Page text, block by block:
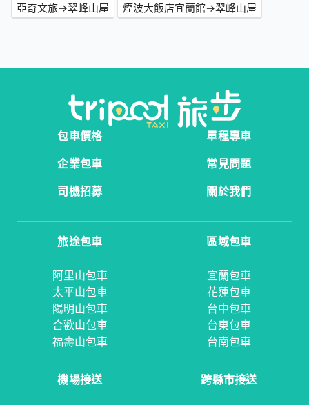
亞奇文旅→翠峰山屋
煙波大飯店宜蘭館→翠峰山屋
包車價格
單程專車
企業包車
常見問題
司機招募
關於我們
旅途包車
阿里山包車
太平山包車
陽明山包車
合歡山包車
福壽山包車
區域包車
宜蘭包車
花蓮包車
台中包車
台東包車
台南包車
機場接送 跨縣市接送